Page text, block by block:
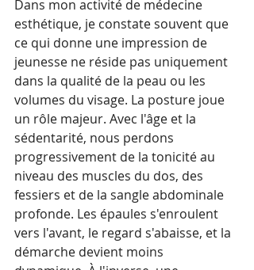
Dans mon activité de médecine
esthétique, je constate souvent que
ce qui donne une impression de
jeunesse ne réside pas uniquement
dans la qualité de la peau ou les
volumes du visage. La posture joue
un rôle majeur. Avec l'âge et la
sédentarité, nous perdons
progressivement de la tonicité au
niveau des muscles du dos, des
fessiers et de la sangle abdominale
profonde. Les épaules s'enroulent
vers l'avant, le regard s'abaisse, et la
démarche devient moins